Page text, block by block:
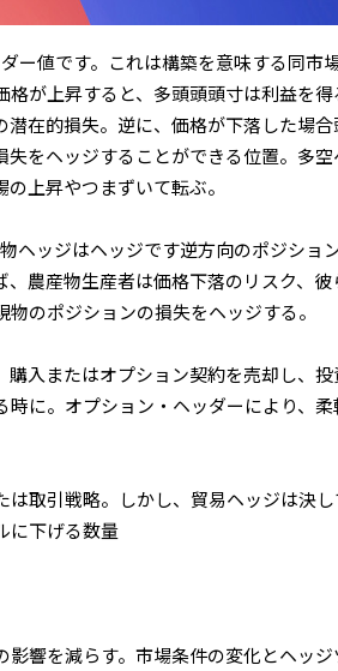
ー値です。これは構築を意味する同市
が上昇すると、多頭頭頭寸は利益を得
在的損失。逆に、価格が下落した場合
をヘッジすることができる位置。多空
上昇やつまずいて転ぶ。
ヘッジはヘッジです逆方向のポジショ
農産物生産者は価格下落のリスク、彼
のポジションの損失をヘッジする。
入またはオプション契約を売却し、投
に。オプション・ヘッダーにより、柔
取引戦略。しかし、貿易ヘッジは決し
に下げる数量
響を減らす。市場条件の変化とヘッジ